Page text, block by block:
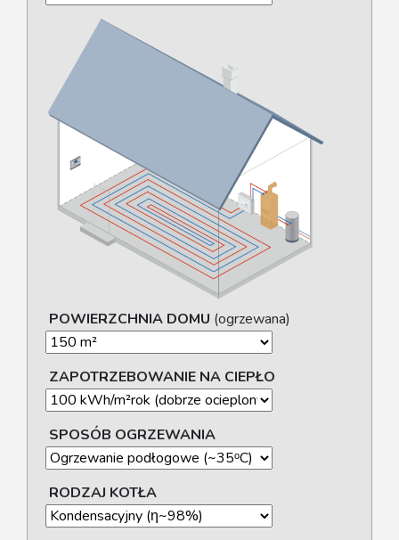
POWIERZCHNIA DOMU (ogrzewana)
ZAPOTRZEBOWANIE NA CIEPŁO
SPOSÓB OGRZEWANIA
RODZAJ KOTŁA